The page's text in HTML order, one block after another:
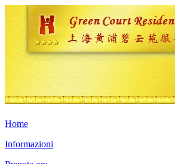
Home
Informazioni